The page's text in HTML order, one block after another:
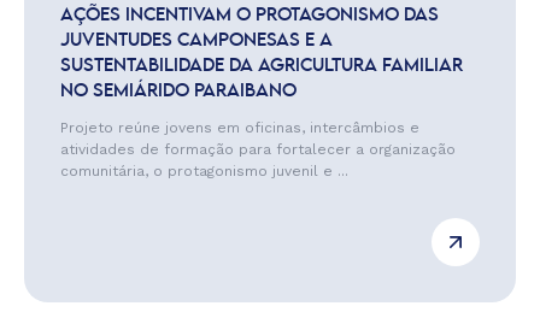
AÇÕES INCENTIVAM O PROTAGONISMO DAS
JUVENTUDES CAMPONESAS E A
SUSTENTABILIDADE DA AGRICULTURA FAMILIAR
NO SEMIÁRIDO PARAIBANO
Projeto reúne jovens em oficinas, intercâmbios e
atividades de formação para fortalecer a organização
comunitária, o protagonismo juvenil e ...